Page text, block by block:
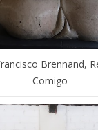
Brennand,
Comigo